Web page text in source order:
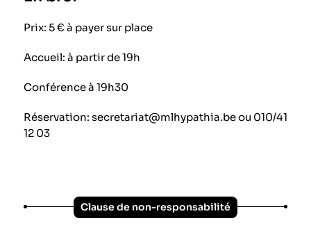
Prix: 5 € à payer sur place
Accueil: à partir de 19h
Conférence à 19h30
Réservation: secretariat@mlhypathia.be ou 010/41
12 03
Clause de non-responsabilité